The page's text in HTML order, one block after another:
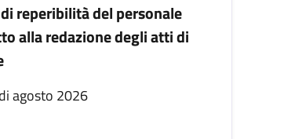
reperibilità del personale
alla redazione degli atti di
agosto 2026